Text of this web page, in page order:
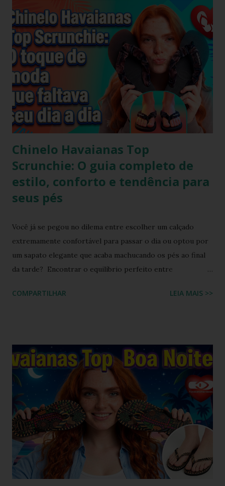
Chinelo Havaianas Top
Scrunchie: O guia completo de
estilo, conforto e tendência para
seus pés
Você já se pegou no dilema entre escolher um calçado
extremamente confortável para passar o dia ou optou por
um sapato elegante que acaba machucando os pés ao final
da tarde? Encontrar o equilíbrio perfeito entre
costumava ser um desafio na moda feminina e urbana.
2000, o famoso scrunchie aquele elástico de cabelo
revestido de tecido franzido conquistou passarelas, vitrines
e o guarda-roupa das principais influenciadoras de moda.
Percebendo esse movimento de resgate retrô com toque
contemporâneo, a Havaianas trouxe uma inovação que une
o melhor dos dois mundos. O Chinelo Havaianas Top
Scrunchie surge exatamente como essa resposta
fashionista: a fusão impecável da lendária sola de borracha
Havaianas com tiras revestidas de tecido drapeado com
toqu...
COMPARTILHAR LEIA MAIS >>